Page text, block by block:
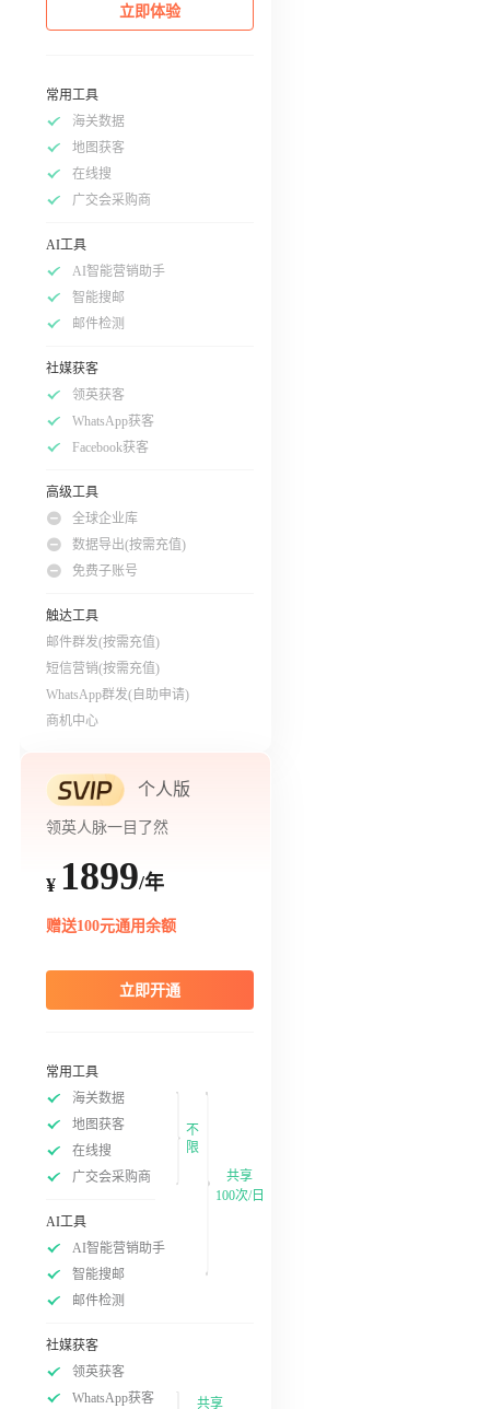
立即体验
常用工具
海关数据
地图获客
在线搜
广交会采购商
AI工具
AI智能营销助手
智能搜邮
邮件检测
社媒获客
领英获客
WhatsApp获客
Facebook获客
高级工具
全球企业库
数据导出(按需充值)
免费子账号
触达工具
邮件群发(按需充值)
短信营销(按需充值)
WhatsApp群发(自助申请)
商机中心
个人版
领英人脉一目了然
¥ 1899/年
赠送100元通用余额
立即开通
常用工具
海关数据
地图获客
在线搜
广交会采购商
不
限
AI工具
AI智能营销助手
智能搜邮
邮件检测
社媒获客
领英获客
WhatsApp获客
共享
共享
100次/日